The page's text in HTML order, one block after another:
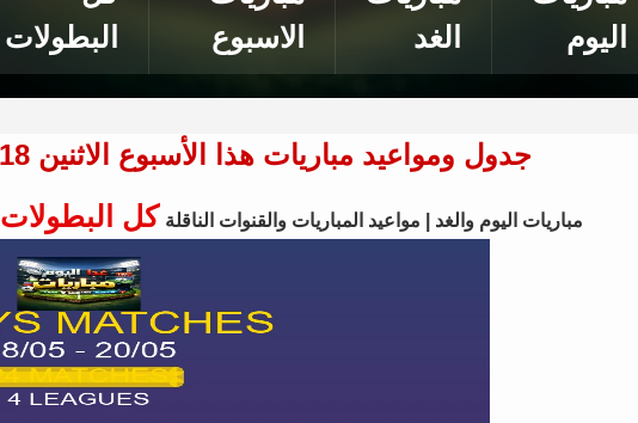
اليوم
الغد
الاسبوع
البطولات
جدول ومواعيد مباريات هذا الأسبوع الاثنين 18 مايو - 20 مايو 2026 - 24 مباراة
مباريات اليوم والغد | مواعيد المباريات والقنوات الناقلة كل البطولات